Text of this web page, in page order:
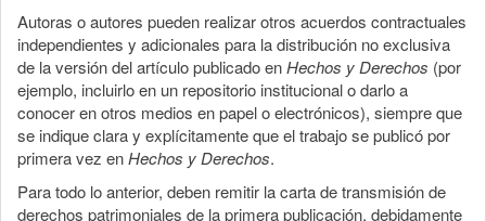
Autoras o autores pueden realizar otros acuerdos contractuales
independientes y adicionales para la distribución no exclusiva
de la versión del artículo publicado enHechos y Derechos (por
ejemplo, incluirlo en un repositorio institucional o darlo a
conocer en otros medios en papel o electrónicos), siempre que
se indique clara y explícitamente que el trabajo se publicó por
primera vez enHechos y Derechos.
Para todo lo anterior, deben remitir la carta de transmisión de
derechos patrimoniales de la primera publicación, debidamente